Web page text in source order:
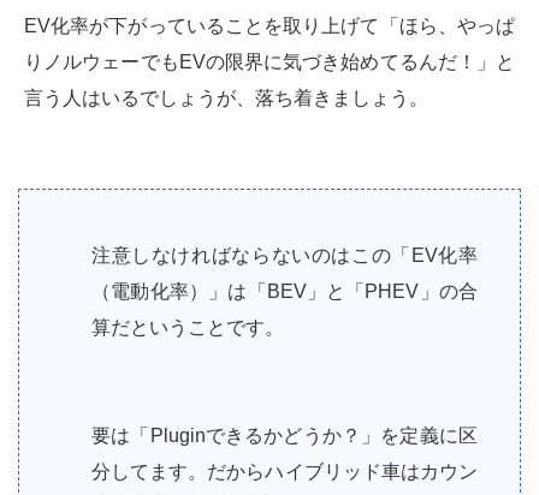
EV化率が下がっていることを取り上げて「ほら、やっぱ
りノルウェーでもEVの限界に気づき始めてるんだ！」と
言う人はいるでしょうが、落ち着きましょう。
注意しなければならないのはこの「EV化率
（電動化率）」は「BEV」と「PHEV」の合
算だということです。
要は「Pluginできるかどうか？」を定義に区
分してます。だからハイブリッド車はカウン